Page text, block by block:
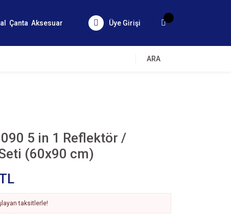
Çanta Aksesuar Üye Girişi
ARA
5 in 1 Reflektör /
Seti (60x90 cm)
taksitlerle!